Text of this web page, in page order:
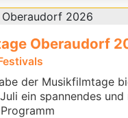
Oberaudorf
der Musikfilmtage
ein spannendes